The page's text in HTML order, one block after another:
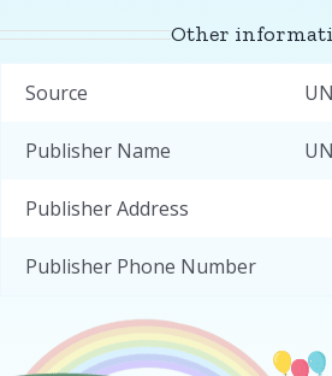
Other
Source
Publisher Name
Publisher Address
Publisher Phone Number